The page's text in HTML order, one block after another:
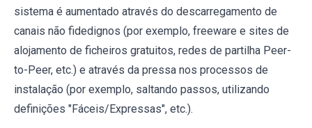
sistema é aumentado através do descarregamento de
canais não fidedignos (por exemplo, freeware e sites de
alojamento de ficheiros gratuitos, redes de partilha Peer-
to-Peer, etc.) e através da pressa nos processos de
instalação (por exemplo, saltando passos, utilizando
definições "Fáceis/Expressas", etc.).